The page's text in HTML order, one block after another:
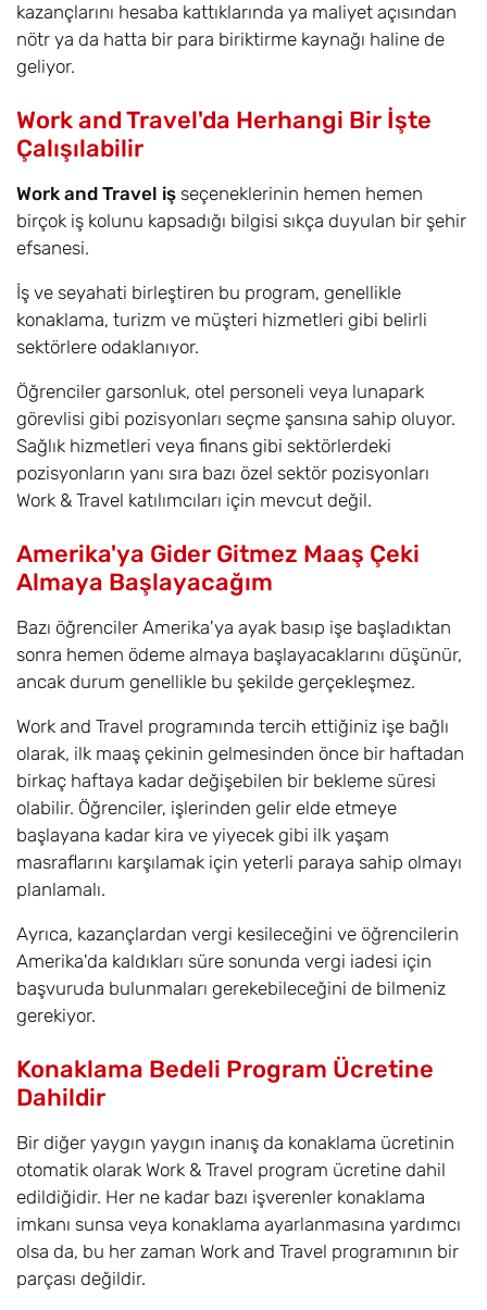
kazançlarını hesaba kattıklarında ya maliyet açısından
nötr ya da hatta bir para biriktirme kaynağı haline de
geliyor.
Work and Travel'da Herhangi Bir İşte
Çalışılabilir
Work and Travel iş seçeneklerinin hemen hemen
birçok iş kolunu kapsadığı bilgisi sıkça duyulan bir şehir
efsanesi.
İş ve seyahati birleştiren bu program, genellikle
konaklama, turizm ve müşteri hizmetleri gibi belirli
sektörlere odaklanıyor.
Öğrenciler garsonluk, otel personeli veya lunapark
görevlisi gibi pozisyonları seçme şansına sahip oluyor.
Sağlık hizmetleri veya finans gibi sektörlerdeki
pozisyonların yanı sıra bazı özel sektör pozisyonları
Work & Travel katılımcıları için mevcut değil.
Amerika'ya Gider Gitmez Maaş Çeki
Almaya Başlayacağım
Bazı öğrenciler Amerika'ya ayak basıp işe başladıktan
sonra hemen ödeme almaya başlayacaklarını düşünür,
ancak durum genellikle bu şekilde gerçekleşmez.
Work and Travel programında tercih ettiğiniz işe bağlı
olarak, ilk maaş çekinin gelmesinden önce bir haftadan
birkaç haftaya kadar değişebilen bir bekleme süresi
olabilir. Öğrenciler, işlerinden gelir elde etmeye
başlayana kadar kira ve yiyecek gibi ilk yaşam
masraflarını karşılamak için yeterli paraya sahip olmayı
planlamalı.
Ayrıca, kazançlardan vergi kesileceğini ve öğrencilerin
Amerika'da kaldıkları süre sonunda vergi iadesi için
başvuruda bulunmaları gerekebileceğini de bilmeniz
gerekiyor.
Konaklama Bedeli Program Ücretine
Dahildir
Bir diğer yaygın yaygın inanış da konaklama ücretinin
otomatik olarak Work & Travel program ücretine dahil
edildiğidir. Her ne kadar bazı işverenler konaklama
imkanı sunsa veya konaklama ayarlanmasına yardımcı
olsa da, bu her zaman Work and Travel programının bir
parçası değildir.